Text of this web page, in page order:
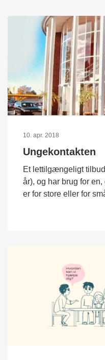
10. apr. 2018
Ungekontakten
Et lettilgængeligt
år), og har brug for
er for store eller for